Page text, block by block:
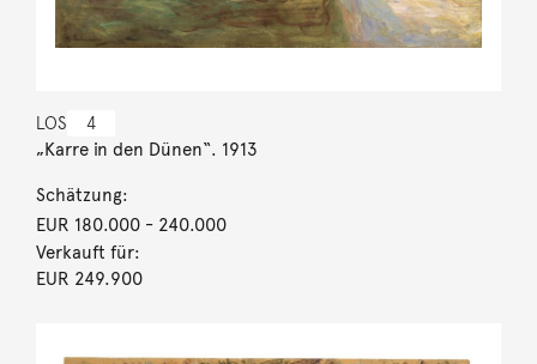
LOS 4
„Karre in den Dünen“. 1913
Schätzung:
EUR 180.000- 240.000
Verkauft für:
EUR 249.900